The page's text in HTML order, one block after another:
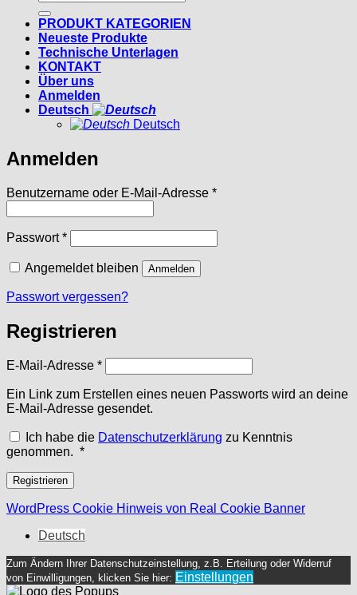
nach:
PRODUKT KATEGORIEN
Neueste Produkte
Technische Unterlagen
KONTAKT
Über uns
Anmelden
Deutsch
Deutsch
Anmelden
Benutzername oder E-Mail-Adresse *Erforderlich
Passwort*Erforderlich
Angemeldet bleiben Anmelden
Passwort vergessen?
Registrieren
E-Mail-Adresse *Erforderlich
Ein Link zum Erstellen eines neuen Passworts wird an deine
E-Mail-Adresse gesendet.
Ich habe die Datenschutzerklärung zu Kenntnis
genommen. *Erforderlich
Registrieren
WordPress Cookie Hinweis von Real Cookie Banner
Deutsch
Zum Ändern Ihrer Datenschutzeinstellung, z.B. Erteilung oder Widerruf
von Einwilligungen, klicken Sie hier: Einstellungen